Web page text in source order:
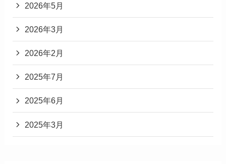
2026年5月
2026年3月
2026年2月
2025年7月
2025年6月
2025年3月